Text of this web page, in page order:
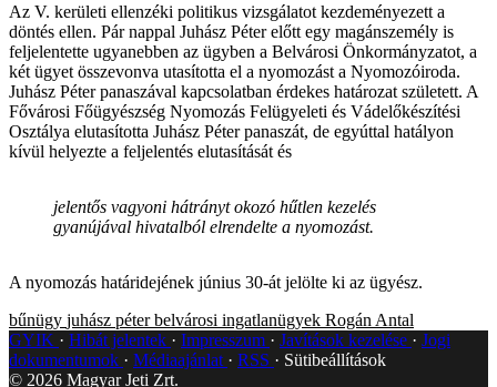
Az V. kerületi ellenzéki politikus vizsgálatot kezdeményezett a
döntés ellen. Pár nappal Juhász Péter előtt egy magánszemély is
feljelentette ugyanebben az ügyben a Belvárosi Önkormányzatot, a
két ügyet összevonva utasította el a nyomozást a Nyomozóiroda.
Juhász Péter panaszával kapcsolatban érdekes határozat született. A
Fővárosi Főügyészség Nyomozás Felügyeleti és Vádelőkészítési
Osztálya elutasította Juhász Péter panaszát, de egyúttal hatályon
kívül helyezte a feljelentés elutasítását és
jelentős vagyoni hátrányt okozó hűtlen kezelés
gyanújával hivatalból elrendelte a nyomozást.
A nyomozás határidejének június 30-át jelölte ki az ügyész.
bűnügy juhász péter belvárosi ingatlanügyek Rogán Antal
GYIK
Hibát jelentek Impresszum Javítások kezelése
Jogi
dokumentumok
Médiaajánlat RSS
Sütibeállítások
© 2026 Magyar Jeti Zrt.